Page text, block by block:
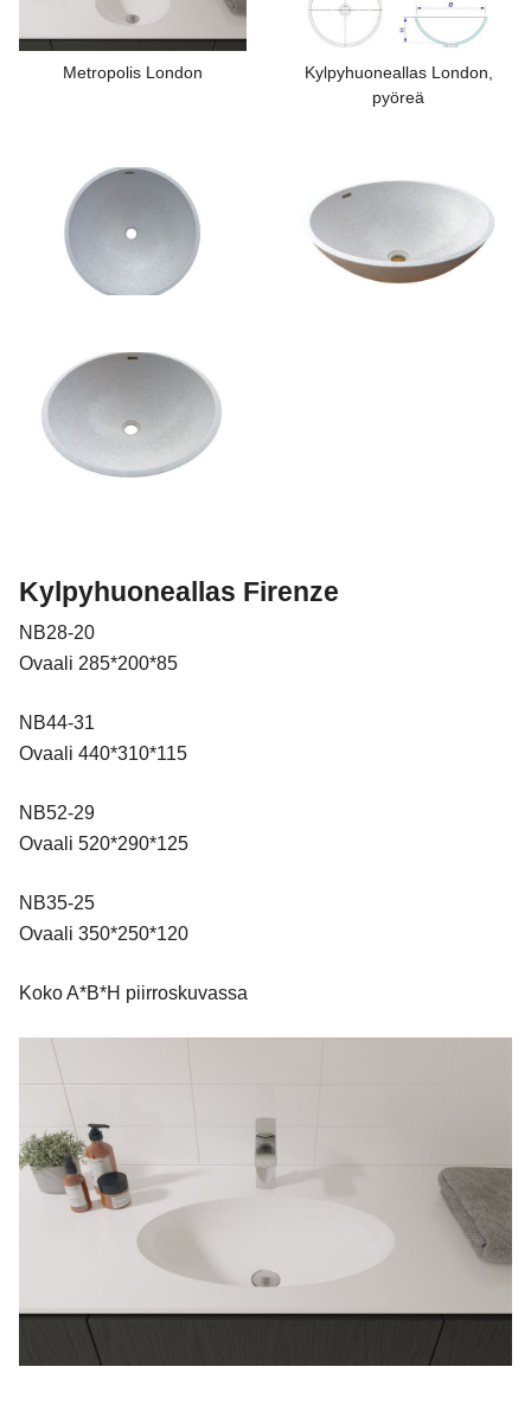
Metropolis London
Kylpyhuoneallas London,
pyöreä
Kylpyhuoneallas Firenze
NB28-20
Ovaali 285*200*85
NB44-31
Ovaali 440*310*115
NB52-29
Ovaali 520*290*125
NB35-25
Ovaali 350*250*120
Koko A*B*H piirroskuvassa